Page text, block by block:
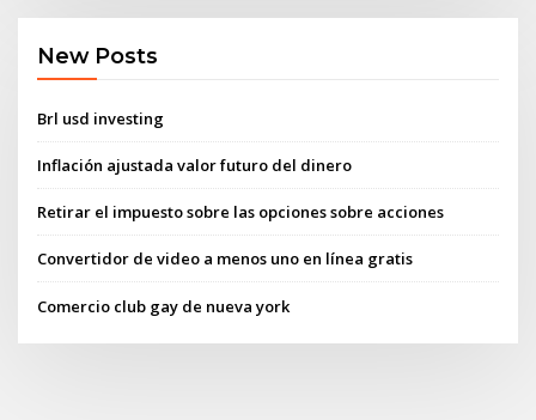
New Posts
Brl usd investing
Inflación ajustada valor futuro del dinero
Retirar el impuesto sobre las opciones sobre acciones
Convertidor de video a menos uno en línea gratis
Comercio club gay de nueva york